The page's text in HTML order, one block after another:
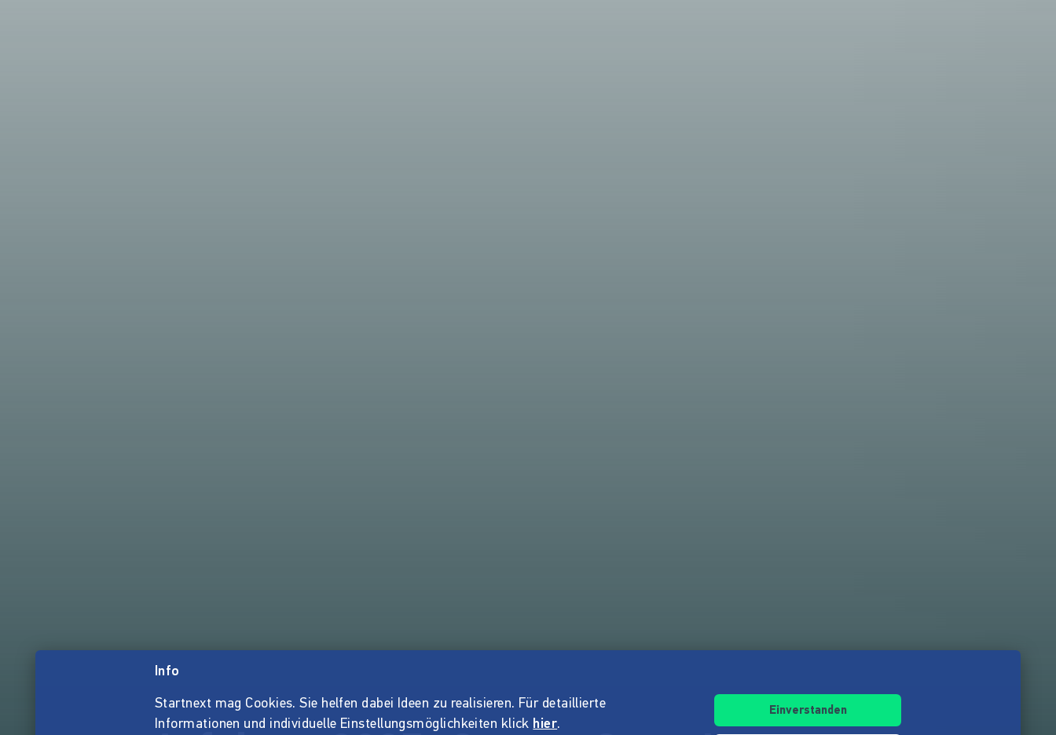
Info
Startnext mag Cookies. Sie helfen dabei Ideen zu realisieren. Für detaillierte
Informationen und individuelle Einstellungsmöglichkeiten klick hier.
Einverstanden